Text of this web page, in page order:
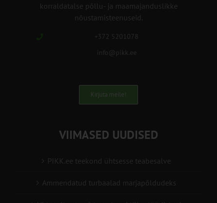
korraldatalse põllu- ja maamajanduslikke
nõustamisteenuseid.
+372 5201078
info@pikk.ee
Kirjuta meile!
VIIMASED UUDISED
PIKK.ee teekond ühtsesse teabesalve
Ammendatud turbaalad marjapõldudeks